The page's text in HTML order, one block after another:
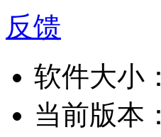
反馈
软件大小：
当前版本：